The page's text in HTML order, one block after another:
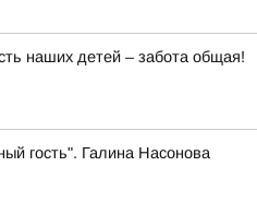
наших детей – забота общая!
гость". Галина Насонова